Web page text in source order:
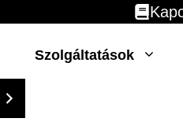
Szolgáltatások